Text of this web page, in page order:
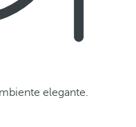
elegante.